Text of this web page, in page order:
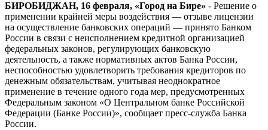
БИРОБИДЖАН, 16 февраля, «Город на Бире» - Решение о
применении крайней меры воздействия — отзыве лицензии
на осуществление банковских операций — принято Банком
России в связи с неисполнением кредитной организацией
федеральных законов, регулирующих банковскую
деятельность, а также нормативных актов Банка России,
неспособностью удовлетворить требования кредиторов по
денежным обязательствам, учитывая неоднократное
применение в течение одного года мер, предусмотренных
Федеральным законом «O Центральном банке Российской
Федерации (Банке России)», сообщает пресс-служба Банка
России.